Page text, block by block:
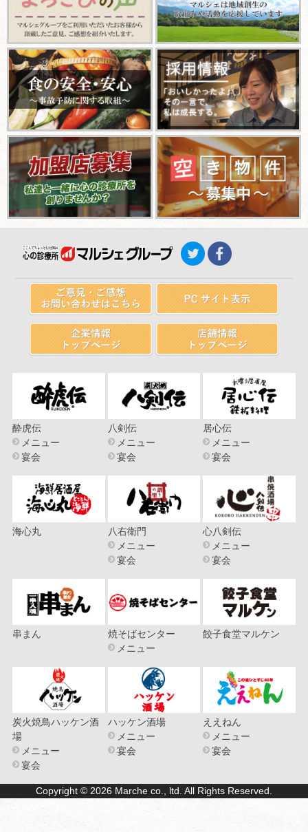
酔虎伝
メニュー
宴会
八剣伝
メニュー
宴会
居心伝
メニュー
宴会
海心丸
八右衛門
メニュー
宴会
心八剣伝
メニュー
宴会
串まん
焼そばセンター
メニュー
餃子食堂マルケン
炭火焼鳥ハッケン酒
場
メニュー
宴会
ハッケン酒場
メニュー
宴会
ええねん
メニュー
宴会
Copyright © 2026 Marche co., ltd. All Rights Reserved.